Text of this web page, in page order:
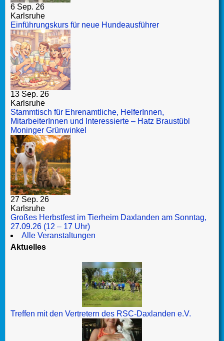
6 Sep. 26
Karlsruhe
Einführungskurs für neue Hundeausführer
13 Sep. 26
Karlsruhe
Stammtisch für Ehrenamtliche, HelferInnen,
MitarbeiterInnen und Interessierte – Hatz Braustübl
Moninger Grünwinkel
27 Sep. 26
Karlsruhe
Großes Herbstfest im Tierheim Daxlanden am Sonntag,
27.09.26 (12 – 17 Uhr)
Alle Veranstaltungen
Aktuelles
Treffen mit den Vertretern des RSC-Daxlanden e.V.